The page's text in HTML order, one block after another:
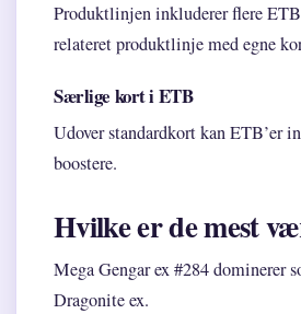
Produktlinjen inkluderer flere
relateret produktlinje med egne
Særlige kort i ETB
Udover standardkort kan ETB’er
boostere.
Hvilke er de mest
Mega Gengar ex #284 dominerer
Dragonite ex.